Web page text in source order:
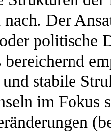
Der
politische
bereichernd
stabile
im Fokus